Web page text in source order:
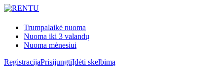
Trumpalaikė nuoma
Nuoma iki 3 valandų
Nuoma mėnesiui
RegistracijaPrisijungtiĮdėti skelbimą